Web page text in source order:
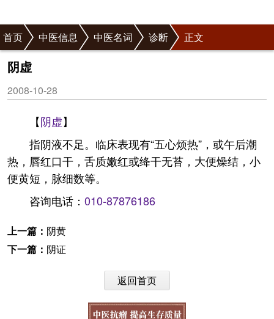
首页 中医信息 中医名词 诊断 正文
阴虚
2008-10-28
【阴虚】
指阴液不足。临床表现有“五心烦热”，或午后潮
热，唇红口干，舌质嫩红或绛干无苔，大便燥结，小
便黄短，脉细数等。
咨询电话： 010-87876186
上一篇： 阴黄
下一篇： 阴证
返回首页